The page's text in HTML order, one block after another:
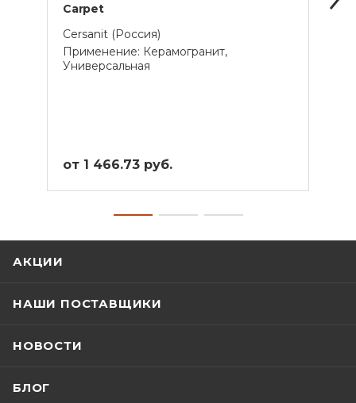
Carpet
Cersanit (Россия)
Применение: Керамогранит,
Универсальная
от 1 466.73 руб.
АКЦИИ
НАШИ ПОСТАВЩИКИ
НОВОСТИ
БЛОГ